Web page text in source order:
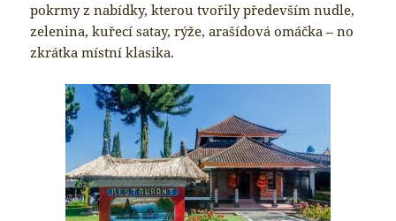
pokrmy z nabídky, kterou tvořily především nudle,
zelenina, kuřecí satay, rýže, arašídová omáčka – no
zkrátka místní klasika.